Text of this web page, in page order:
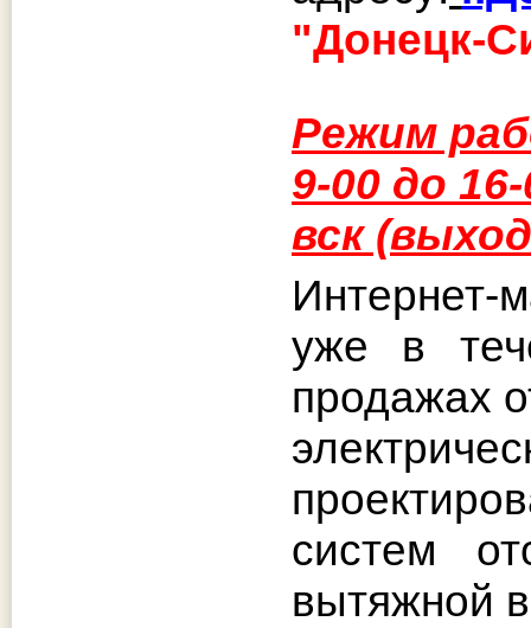
"Донецк-
Режим
9-00 до
вск
Интернет-
уже в
продажах
систем
вытяжной